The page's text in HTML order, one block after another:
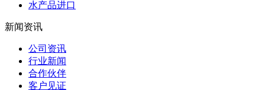
水产品进口
新闻资讯
公司资讯
行业新闻
合作伙伴
客户见证